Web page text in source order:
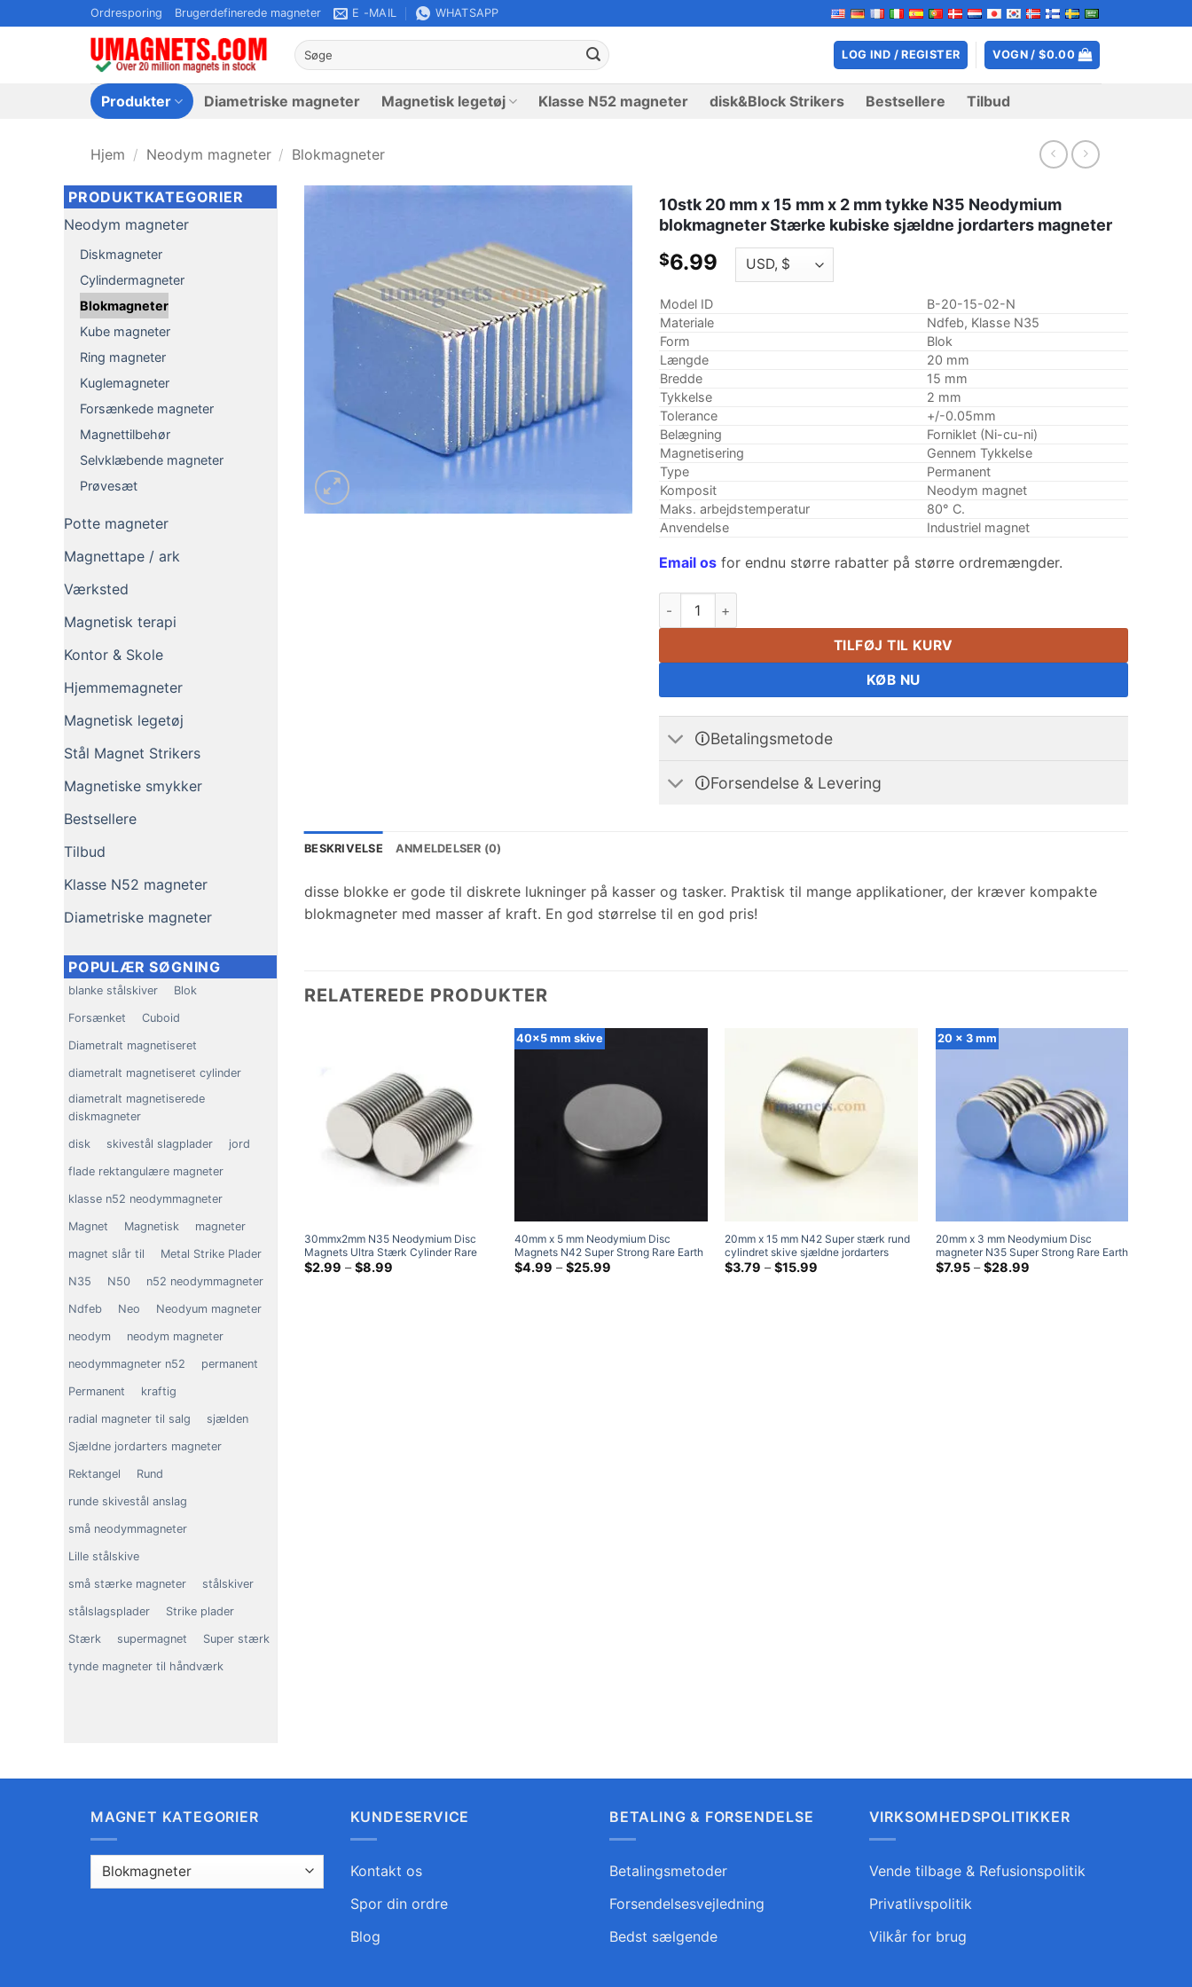
til
Ordresporing Brugerdefinerede magneter E -MAIL WHATSAPP
Søg
efter:
LOG IND / REGISTER VOGN /$0.00
Produkter Diametriske magneter Magnetisk legetøj Klasse N52 magneter disk&Block Strikers Bestsellere Tilbud
Hjem / Neodym magneter / Blokmagneter
PRODUKTKATEGORIER
Neodym magneter
Diskmagneter
Cylindermagneter
Blokmagneter
Kube magneter
Ring magneter
Kuglemagneter
Forsænkede magneter
Magnettilbehør
Selvklæbende magneter
Prøvesæt
Potte magneter
Magnettape / ark
Værksted
Magnetisk terapi
Kontor & Skole
Hjemmemagneter
Magnetisk legetøj
Stål Magnet Strikers
Magnetiske smykker
Bestsellere
Tilbud
Klasse N52 magneter
Diametriske magneter
POPULÆR SØGNING
blanke stålskiver Blok
Forsænket Cuboid
Diametralt magnetiseret
diametralt magnetiseret cylinder
diametralt magnetiserede
diskmagneter
disk skivestål slagplader jord
flade rektangulære magneter
klasse n52 neodymmagneter
Magnet Magnetisk magneter
magnet slår til Metal Strike Plader
N35 N50 n52 neodymmagneter
Ndfeb Neo Neodyum magneter
neodym neodym magneter
neodymmagneter n52 permanent
Permanent kraftig
radial magneter til salg sjælden
Sjældne jordarters magneter
Rektangel Rund
runde skivestål anslag
små neodymmagneter
Lille stålskive
små stærke magneter stålskiver
stålslagsplader Strike plader
Stærk supermagnet Super stærk
tynde magneter til håndværk
10stk 20 mm x 15 mm x 2 mm tykke N35 Neodymium
blokmagneter Stærke kubiske sjældne jordarters magneter
$6.99
Model ID
B-20-15-02-N
Materiale
Ndfeb, Klasse N35
Form
Blok
Længde
20 mm
Bredde
15 mm
Tykkelse
2 mm
Tolerance
+/-0.05mm
Belægning
Forniklet (Ni-cu-ni)
Magnetisering
Gennem Tykkelse
Type
Permanent
Komposit
Neodym magnet
Maks. arbejdstemperatur
80° C.
Anvendelse
Industriel magnet
Email osfor endnu større rabatter på større ordremængder.
10stk 20 mm x 15 mm x 2 mm tykke N35 Neodymium blokmagneter Stærke kubiske
TILFØJ TIL KURV
KØB NU
🛈Betalingsmetode
🛈Forsendelse & Levering
BESKRIVELSE ANMELDELSER (0)
disse blokke er gode til diskrete lukninger på kasser og tasker. Praktisk til mange applikationer, der kræver kompakte
blokmagneter med masser af kraft. En god størrelse til en god pris!
RELATEREDE PRODUKTER
30mmx2mm N35 Neodymium Disc
Magnets Ultra Stærk Cylinder Rare
Earth Runde Magneter
$2.99 – $8.99Prisklasse:
40x5 mm skive
40mm x 5 mm Neodymium Disc
Magnets N42 Super Strong Rare Earth
40x5 mm store køleskabsmagneter
$4.99 – $25.99
20mm x 15 mm N42 Super stærk rund
cylindret skive sjældne jordarters
neodymmagneter Nikkelbelagte flade
$3.79 – $15.99
20 x 3 mm
20mm x 3 mm Neodymium Disc
magneter N35 Super Strong Rare Earth
Cylinder Magnets 20x3 mm Kraftig
$7.95 – $28.99Prisklasse:
MAGNET KATEGORIER KUNDESERVICE
Kontakt os
Spor din ordre
Blog
BETALING & FORSENDELSE
Betalingsmetoder
Forsendelsesvejledning
Bedst sælgende
VIRKSOMHEDSPOLITIKKER
Vende tilbage & Refusionspolitik
Privatlivspolitik
Vilkår for brug